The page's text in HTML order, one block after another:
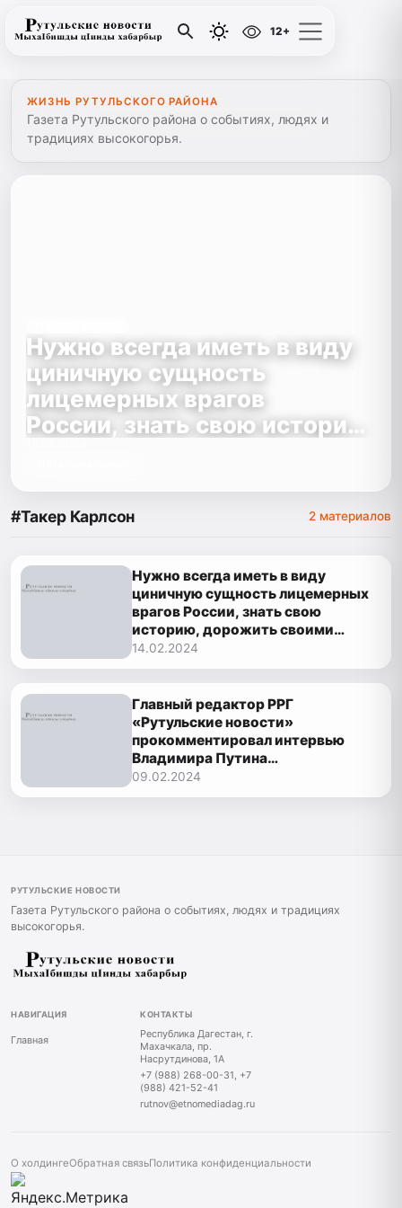
12+
ЖИЗНЬ РУТУЛЬСКОГО РАЙОНА
Газета Рутульского района о событиях, людях и
традициях высокогорья.
Нужно всегда иметь в виду
циничную сущность
лицемерных врагов
России, знать свою историю,
#Такер Карлсон 2 материалов
Нужно всегда иметь в виду
циничную сущность лицемерных
врагов России, знать свою
историю, дорожить своими
традиционными вековыми
ценностями
14.02.2024
Главный редактор РРГ
«Рутульские новости»
прокомментировал интервью
Владимира Путина
американскому журналисту
09.02.2024
РУТУЛЬСКИЕ НОВОСТИ
Газета Рутульского района о событиях, людях и традициях
высокогорья.
НАВИГАЦИЯ
Главная
КОНТАКТЫ
Республика Дагестан, г.
Махачкала, пр.
Насрутдинова, 1А
+7 (988) 268-00-31, +7
(988) 421-52-41
rutnov@etnomediadag.ru
О холдингеОбратная связьПолитика конфиденциальности